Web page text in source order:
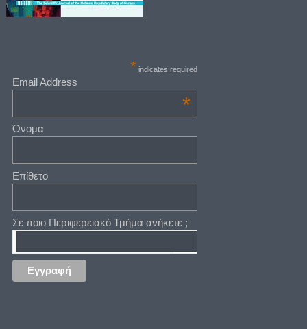
* indicates required
Email Address
*
Όνομα
Επίθετο
Σε ποιο Περιφερειακό Τμήμα ανήκετε ;